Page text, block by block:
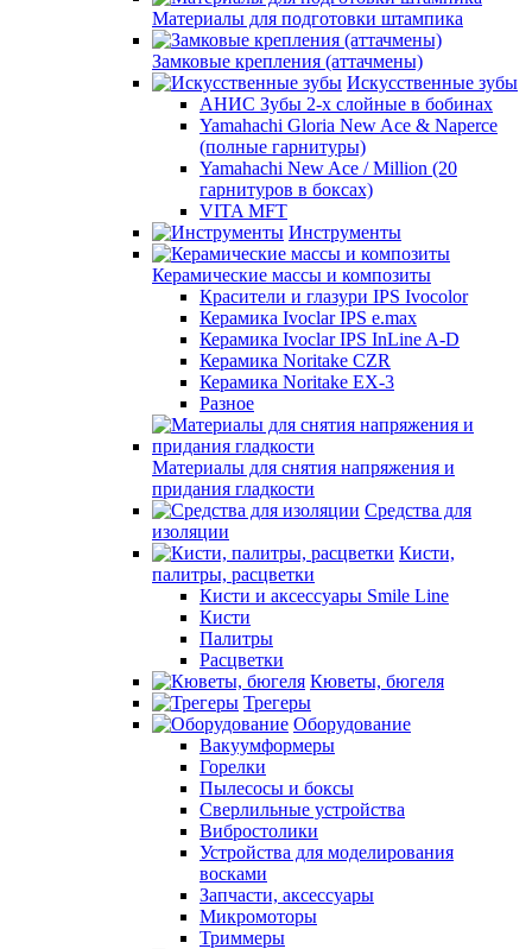
Материалы для подготовки штампика
Замковые крепления (аттачмены)
Искусственные зубы
АНИС Зубы 2-х слойные в бобинах
Yamahachi Gloria New Ace & Naperce
(полные гарнитуры)
Yamahachi New Ace / Million (20
гарнитуров в боксах)
VITA MFT
Инструменты
Керамические массы и композиты
Красители и глазури IPS Ivocolor
Керамика Ivoclar IPS e.max
Керамика Ivoclar IPS InLine A-D
Керамика Noritake CZR
Керамика Noritake EX-3
Разное
Материалы для снятия напряжения и
придания гладкости
Средства для
изоляции
Кисти,
палитры, расцветки
Кисти и аксессуары Smile Line
Кисти
Палитры
Расцветки
Кюветы, бюгеля
Трегеры
Оборудование
Вакуумформеры
Горелки
Пылесосы и боксы
Сверлильные устройства
Вибростолики
Устройства для моделирования
восками
Запчасти, аксессуары
Микромоторы
Триммеры